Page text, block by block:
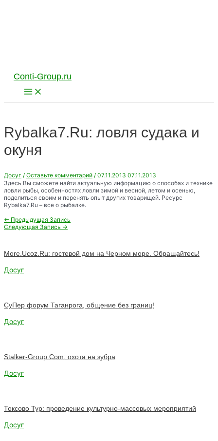
Conti-Group.ru
Main
Menu
Rybalka7.Ru: ловля судака и
окуня
Досуг / Оставьте комментарий / 07.11.2013 07.11.2013
Здесь Вы сможете найти актуальную информацию о способах и технике
ловли рыбы, особенностях ловли зимой и весной, летом и осенью,
поделиться своим и перенять опыт других товарищей. Ресурс
Rybalka7.Ru – все о рыбалке.
Навигация
по
← Предыдущая Запись
Следующая Запись →
More.Ucoz.Ru: гостевой дом на Черном море. Обращайтесь!
Досуг
СуПер форум Таганрога, общение без границ!
Досуг
Stalker-Group.Com: охота на зубра
Досуг
Токсово Тур: проведение культурно-массовых мероприятий
Досуг